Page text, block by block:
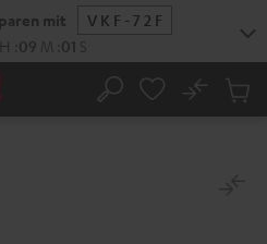
mit
VKF-72F
H 09 M 00 S
Suche
No